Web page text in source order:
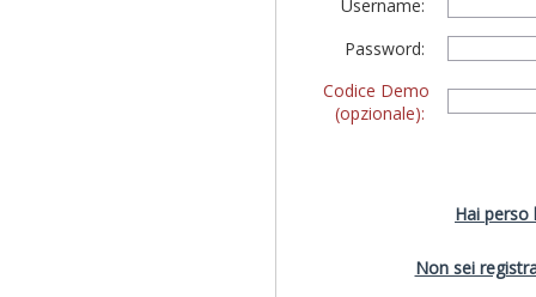
Username:
Password:
Codice Demo
(opzionale):
Hai perso
Non sei